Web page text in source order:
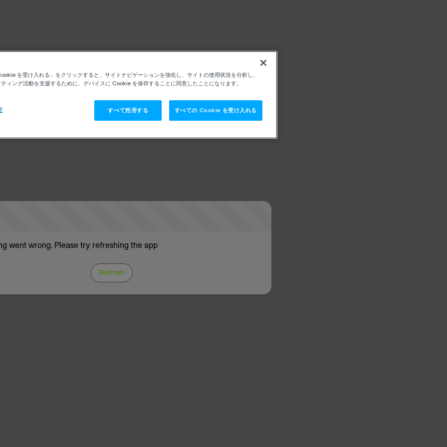
went wrong. Please try refreshing the app
Refresh
を受け入れる」をクリックすると、サイトナビゲーションを強化し、サイトの使用状況を分析し、
ィング活動を支援するために、デバイスに Cookie を保存することに同意したことになります。
すべて拒否する すべての Cookie を受け入れる